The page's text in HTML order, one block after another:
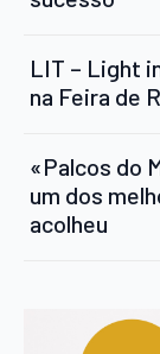
LIT – Light
na Feira de
«Palcos do
um dos
acolheu